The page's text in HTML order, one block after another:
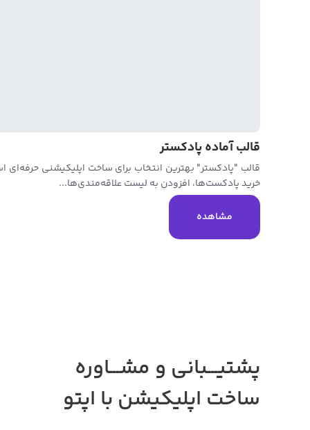
قالب آماده پادکستر
قالب "پادکستر" بهترین انتخاب برای ساخت اپلیکیشنی
خرید پادکست‌ها، افزودن به لیست علاقه‌مندی‌ها...
مشاهده
پشتیـــبانی و مشـــاوره
ساخت اپلیکیشن با اپتو